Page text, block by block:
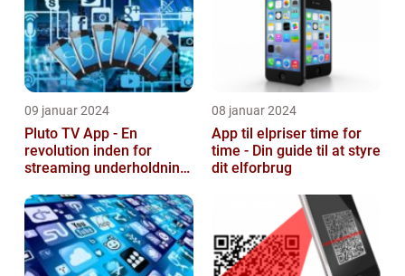
09 januar 2024
Pluto TV App - En
revolution inden for
streaming underholdning
08 januar 2024
App til elpriser time for
time - Din guide til at styre
dit elforbrug